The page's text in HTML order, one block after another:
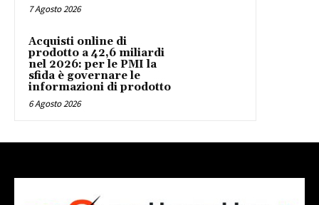
7 Agosto 2026
Acquisti online di
prodotto a 42,6 miliardi
nel 2026: per le PMI la
sfida è governare le
informazioni di prodotto
6 Agosto 2026